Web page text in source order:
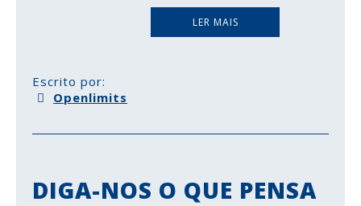
LER MAIS
Escrito por:
Openlimits
DIGA-NOS O QUE PENSA